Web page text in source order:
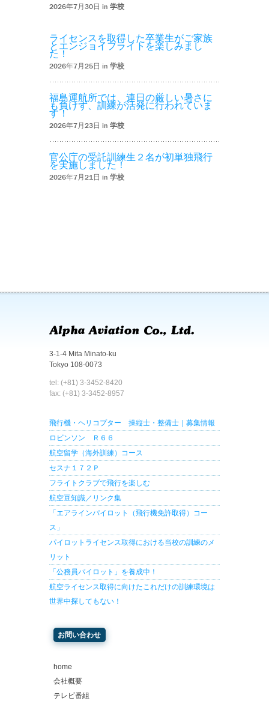
2026年7月30日 in 学校
ライセンスを取得した卒業生がご家族
とエンジョイフライトを楽しみまし
た！
2026年7月25日 in 学校
福島運航所では、連日の厳しい暑さに
も負けず、訓練が活発に行われていま
す！
2026年7月23日 in 学校
官公庁の受託訓練生２名が初単独飛行
を実施しました！
2026年7月21日 in 学校
3-1-4 Mita Minato-ku
Tokyo 108-0073
tel: (+81) 3-3452-8420
fax: (+81) 3-3452-8957
飛行機・ヘリコプター 操縦士・整備士｜募集情報
ロビンソン Ｒ６６
航空留学（海外訓練）コース
セスナ１７２Ｐ
フライトクラブで飛行を楽しむ
航空豆知識／リンク集
「エアラインパイロット（飛行機免許取得）コー
ス」
パイロットライセンス取得における当校の訓練のメ
リット
「公務員パイロット」を養成中！
航空ライセンス取得に向けたこれだけの訓練環境は
世界中探してもない！
お問い合わせ
home
会社概要
テレビ番組